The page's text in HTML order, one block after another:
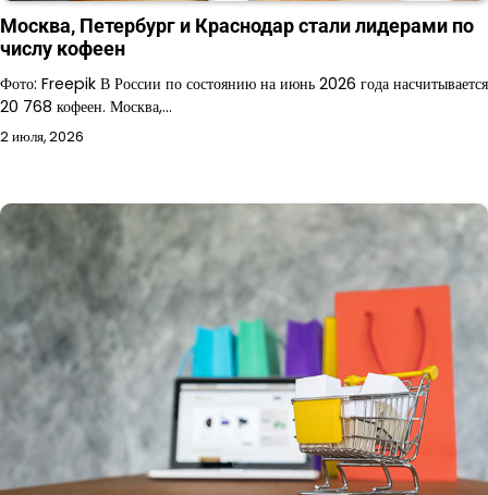
Москва, Петербург и Краснодар стали лидерами по
числу кофеен
Фото: Freepik В России по состоянию на июнь 2026 года насчитывается
20 768 кофеен. Москва,…
2 июля, 2026